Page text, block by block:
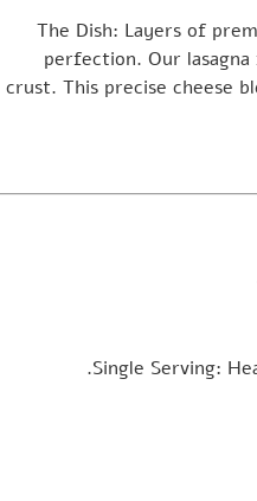
The Dish: Layers of
perfection. Our
crust. This precise cheese
Single Serving: